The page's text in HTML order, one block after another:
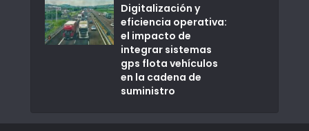
Digitalización y
eficiencia operativa:
el impacto de
integrar sistemas
gps flota vehículos
en la cadena de
suministro